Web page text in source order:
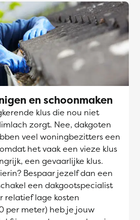
en schoonmaken
klus die nou niet
zorgt. Nee, dakgoten
veel woningbezitters een
het vaak een vieze klus
een gevaarlijke klus.
Bespaar jezelf dan een
een dakgootspecialist
relatief lage kosten
per meter) heb je jouw